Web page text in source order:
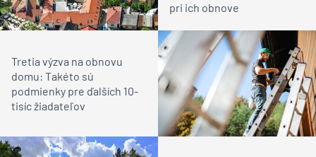
pri ich obnove
Tretia výzva na obnovu
domu: Takéto sú
podmienky pre ďalších 10-
tisíc žiadateľov